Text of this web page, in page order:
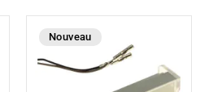
Nouveau